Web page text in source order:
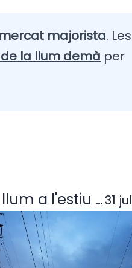
mercat majorista. Les
la llum demà per
deixa
llum a l'estiu 31